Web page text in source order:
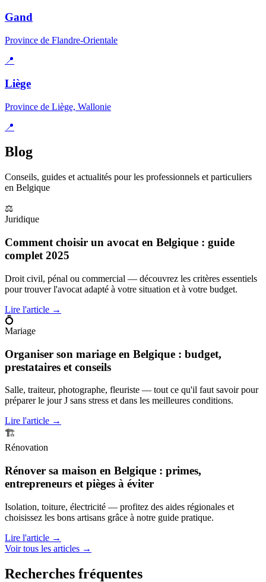
Gand
Province de Flandre-Orientale
📍
Liège
Province de Liège, Wallonie
📍
Blog
Conseils, guides et actualités pour les professionnels et particuliers
en Belgique
⚖️
Juridique
Comment choisir un avocat en Belgique : guide
complet 2025
Droit civil, pénal ou commercial — découvrez les critères essentiels
pour trouver l'avocat adapté à votre situation et à votre budget.
Lire l'article →
💍
Mariage
Organiser son mariage en Belgique : budget,
prestataires et conseils
Salle, traiteur, photographe, fleuriste — tout ce qu'il faut savoir pour
préparer le jour J sans stress et dans les meilleures conditions.
Lire l'article →
🏗️
Rénovation
Rénover sa maison en Belgique : primes,
entrepreneurs et pièges à éviter
Isolation, toiture, électricité — profitez des aides régionales et
choisissez les bons artisans grâce à notre guide pratique.
Lire l'article →
Voir tous les articles →
Recherches fréquentes